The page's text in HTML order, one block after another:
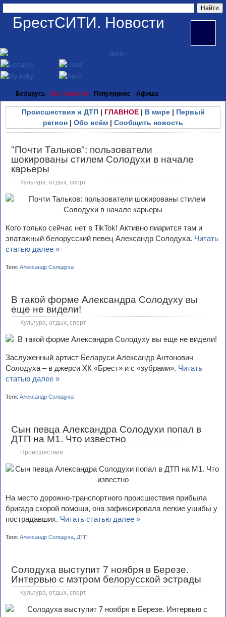
БрестСИТИ. Новости
Беларусь Все новости Популярное Афиша
Происшествия и ДТП| ГЛАВНОЕ| В мире| Первый
регион | Обо всём | Сообщить новость
"Почти Тальков": пользователи
шокированы стилем Солодухи в начале
карьеры
Культура, отдых, спорт
Кого только сейчас нет в TikTok! Активно пиарится там и
эпатажный белорусский певец Александр Солодуха. Читать
статью далее »
Теги: Александр Солодуха
В такой форме Александра Солодуху вы
еще не видели!
Культура, отдых, спорт
Заслуженный артист Беларуси Александр Антонович
Солодуха – в джерси ХК «Брест» и с «зубрами». Читать
статью далее »
Теги: Александр Солодуха
Сын певца Александра Солодухи попал в
ДТП на М1. Что известно
Происшествия
На место дорожно-транспортного происшествия прибыла
бригада скорой помощи, она зафиксировала легкие ушибы у
пострадавших. Читать статью далее »
Теги: Александр Солодуха ДТП
Солодуха выступит 7 ноября в Березе.
Интервью с мэтром белорусской эстрады
Культура, отдых, спорт